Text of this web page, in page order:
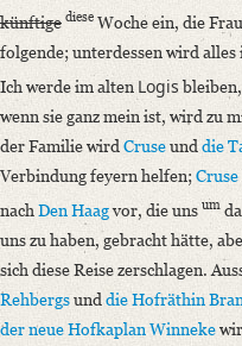
Provider: Dresden,
OAI Id: DE-1a-33449
Classification Number:
Number of Pages: 4S. auf
Format: 18,7 x 11,7 cm
d. 20 Jul 1794
Liebster Freund,
Nunmehr ist ein Tag zu
Language
German
künftige diese Woche ein, die
folgende; unterdessen wird
Ich werde im alten Logis
wenn sie ganz mein ist, wird zu
der Familie wird Cruseund die
Verbindung feyern helfen; Cruse
nach Den Haagvor, die uns um
uns zu haben, gebracht hätte,
sich diese Reise zerschlagen.
Rehbergsund die Hofräthin
der neue Hofkaplan Winneke